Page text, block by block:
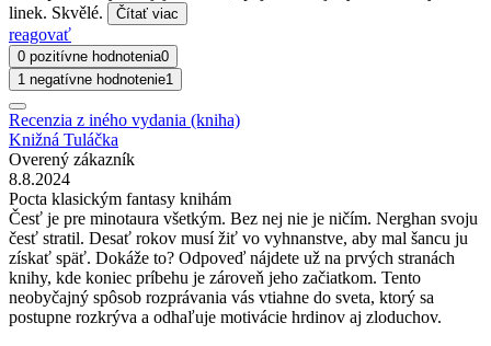
linek. Skvělé.
Čítať viac
reagovať
0 pozitívne hodnotenia0
1 negatívne hodnotenie1
Recenzia z iného vydania (kniha)
Knižná Tuláčka
Overený zákazník
8.8.2024
Pocta klasickým fantasy knihám
Česť je pre minotaura všetkým. Bez nej nie je ničím. Nerghan svoju
česť stratil. Desať rokov musí žiť vo vyhnanstve, aby mal šancu ju
získať späť. Dokáže to? Odpoveď nájdete už na prvých stranách
knihy, kde koniec príbehu je zároveň jeho začiatkom. Tento
neobyčajný spôsob rozprávania vás vtiahne do sveta, ktorý sa
postupne rozkrýva a odhaľuje motivácie hrdinov aj zloduchov.